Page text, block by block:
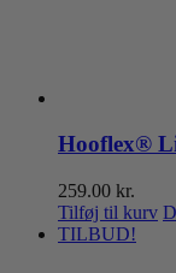
Hooflex®
259.00 kr.
Tilføj til kurv
TILBUD!